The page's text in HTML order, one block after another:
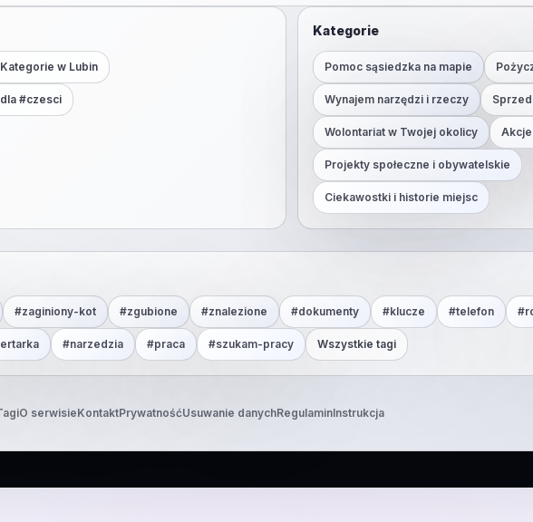
Kategorie w Lubin
#czesci
Kategorie
Pomoc sąsiedzka na mapie
Wynajem narzędzi i rzeczy
Wolontariat w Twojej okolicy
Projekty społeczne i obywatelskie
Ciekawostki i historie miejsc
#zaginiony-kot #zgubione #znalezione #dokumenty #klucze #telefon #
#narzedzia #praca #szukam-pracy Wszystkie tagi
O serwisieKontaktPrywatnośćUsuwanie danychRegulaminInstrukcja